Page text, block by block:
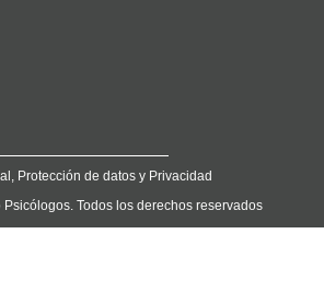
Protección de datos y Privacidad
Todos los derechos reservados